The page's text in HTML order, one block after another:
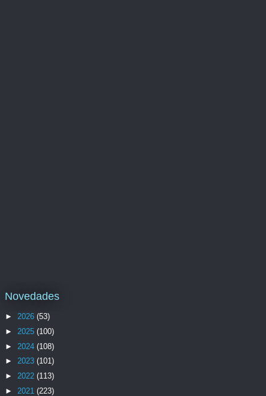
Novedades
► 2026 (53)
► 2025 (100)
► 2024 (108)
► 2023 (101)
► 2022 (113)
► 2021 (223)